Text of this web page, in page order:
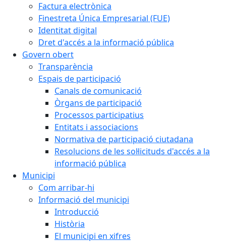
Factura electrònica
Finestreta Única Empresarial (FUE)
Identitat digital
Dret d'accés a la informació pública
Govern obert
Transparència
Espais de participació
Canals de comunicació
Òrgans de participació
Processos participatius
Entitats i associacions
Normativa de participació ciutadana
Resolucions de les sol·licituds d'accés a la
informació pública
Municipi
Com arribar-hi
Informació del municipi
Introducció
Història
El municipi en xifres